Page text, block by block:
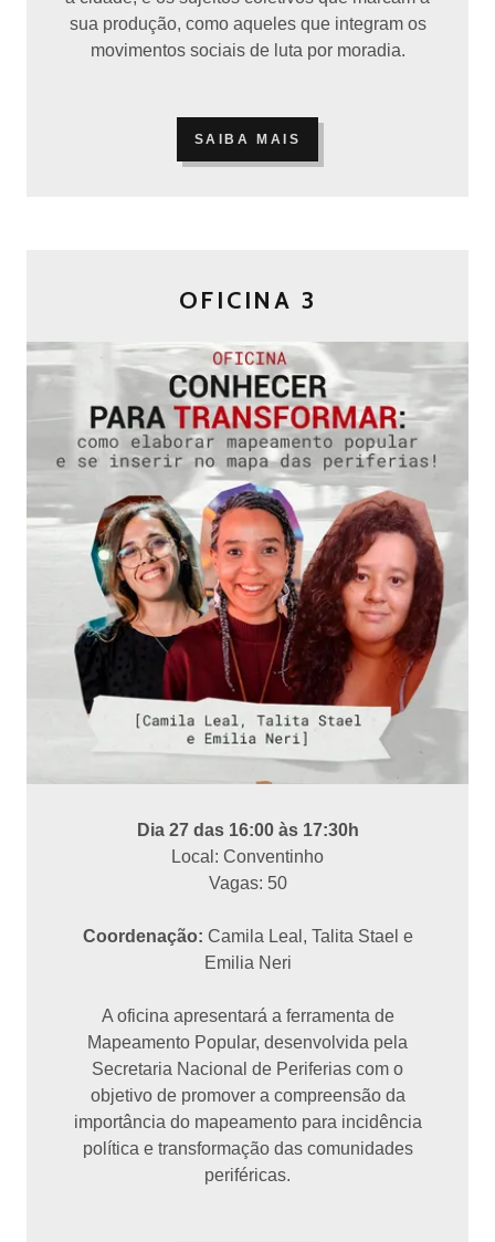
sua produção, como aqueles que integram os
movimentos sociais de luta por moradia.
SAIBA MAIS
OFICINA 3
Dia 27 das 16:00 às 17:30h
Local: Conventinho
Vagas: 50
Coordenação: Camila Leal, Talita Stael e
Emilia Neri
A oficina apresentará a ferramenta de
Mapeamento Popular, desenvolvida pela
Secretaria Nacional de Periferias com o
objetivo de promover a compreensão da
importância do mapeamento para incidência
política e transformação das comunidades
periféricas.